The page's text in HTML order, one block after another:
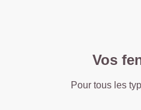
Vos
Pour tous les